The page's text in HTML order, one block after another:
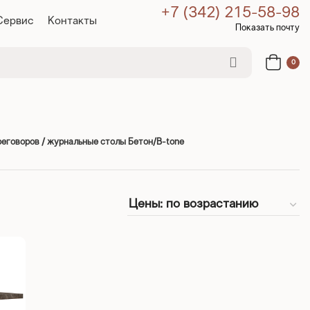
Контакты +7 (342) 215-58-98
Показать почту
0
/ журнальные столы Бетон/B-tone